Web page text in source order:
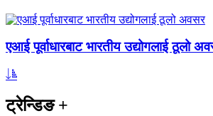
एआई पूर्वाधारबाट भारतीय उद्योगलाई ठूलो
ट्रेन्डिङ+